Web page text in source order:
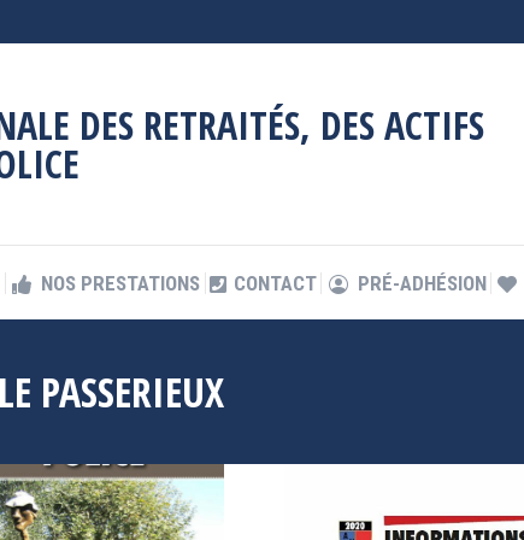
DES RETRAITÉS, DES ACTIFS
NOS PRESTATIONS CONTACT PRÉ-ADHÉSION
PASSERIEUX
NOS PRESTATIONS CONTACT PRÉ-ADHÉSION